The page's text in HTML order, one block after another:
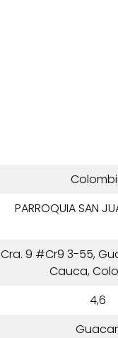
PARROQUIA SAN
Cra. 9 #Cr9 3-55,
Cauca,
4,6